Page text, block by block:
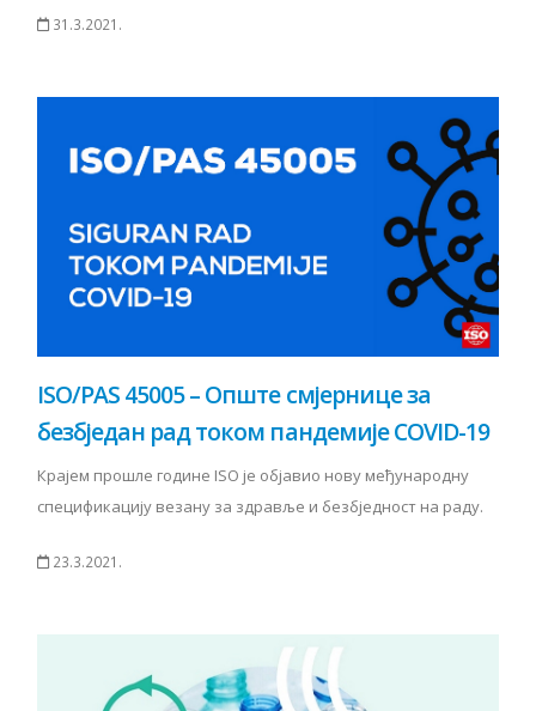
31.3.2021.
ISO/PAS 45005 – Опште смјернице за
безбједан рад током пандемије COVID-19
Крајем прошле године ISO је објавио нову међународну
спецификацију везану за здравље и безбједност на раду.
23.3.2021.